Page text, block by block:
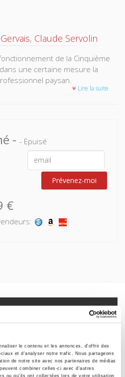
le contenu et les annonces, d'offrir des
et d'analyser notre trafic. Nous partageons
de notre site avec nos partenaires de médias
combiner celles-ci avec d'autres
ou qu'ils ont collectées lors de votre utilisation
, Claude Servolin
de la Cinquième
une certaine mesure la
paysan.
Lire la suite
- - Epuisé
Prévenez-moi
€